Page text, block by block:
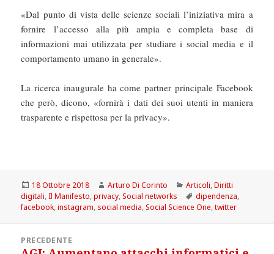
«Dal punto di vista delle scienze sociali l’iniziativa mira a
fornire l’accesso alla più ampia e completa base di
informazioni mai utilizzata per studiare i social media e il
comportamento umano in generale».
La ricerca inaugurale ha come partner principale Facebook
che però, dicono, «fornirà i dati dei suoi utenti in maniera
trasparente e rispettosa per la privacy».
Scritto
il
18 Ottobre 2018 Autore
Arturo Di Corinto Categorie
Articoli,Diritti
digitali,Il Manifesto,privacy,Social networks Tag
dipendenza,
facebook,instagram, social media,Social Science One,twitter
articoliPRECEDENTE